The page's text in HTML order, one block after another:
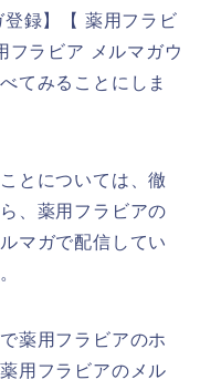
録】【 薬用フラビ
フラビア メルマガウ
てみることにしま
とについては、徹
、薬用フラビアの
マガで配信してい
薬用フラビアのホ
用フラビアのメル